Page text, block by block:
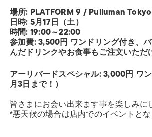
場所: PLATFORM 9 / Pulluman
日時: 5月17日（土）
時間: 19:00～22:00
参加費: 3,500円 ワンドリング付き、
んだドリンクやお食事もご注文いただ
アーリバードスペシャル: 3,000円 ワ
月3日まで！）
皆さまにお会い出来ます事を楽しみに
*悪天候の場合は店内でのイベントと